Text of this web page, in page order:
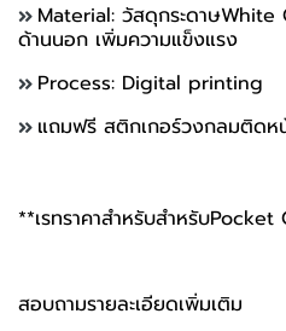
Material: วัสดุกระดาษWhite
ด้านนอก เพิ่มความแข็งแรง
Process: Digital printing
แถมฟรี สติกเกอร์วงกลมติดห
**เรทราคาสำหรับสำหรับ
สอบถามรายละเอียดเพิ่มเติม